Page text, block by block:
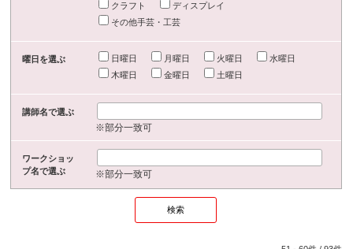
クラフト
ディスプレイ
その他手芸・工芸
曜日を選ぶ 日曜日 月曜日 火曜日
水曜日
木曜日
金曜日 土曜日
講師名で選ぶ
※部分一致可
ワークショッ
プ名で選ぶ
※部分一致可